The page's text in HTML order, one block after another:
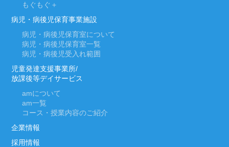
もぐもぐ＋
病児・病後児保育事業施設
病児・病後児保育室について
病児・病後児保育室一覧
病児・病後児受入れ範囲
児童発達支援事業所/
放課後等デイサービス
amについて
am一覧
コース・授業内容のご紹介
企業情報
採用情報